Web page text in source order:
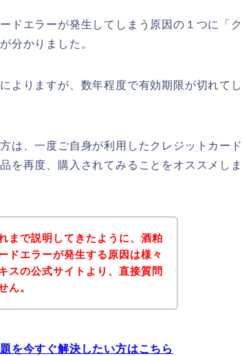
ドエラーが発生してしまう原因の１つに「ク
分かりました。
よりますが、数年程度で有効期限が切れてし
は、一度ご自身が利用したクレジットカード
を再度、購入されてみることをオススメしま
まで説明してきたように、酒粕
ドエラーが発生する原因は様々
スの公式サイトより、直接質問
ん。
を今すぐ解決したい方はこちら